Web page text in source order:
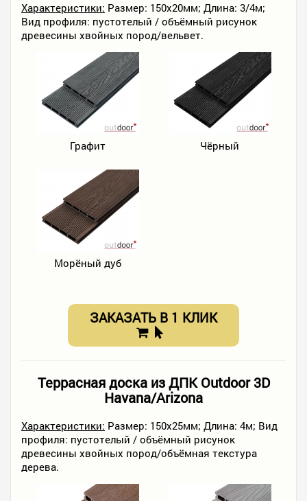
Характеристики: Размер: 150х20мм; Длина: 3/4м;
Вид профиля: пустотелый / объёмный рисунок
древесины хвойных пород/вельвет.
Графит Чёрный
Морёный дуб
ЗАКАЗАТЬ В 1 КЛИК
Террасная доска из ДПК Outdoor 3D
Havana/Arizona
Характеристики: Размер: 150х25мм; Длина: 4м; Вид
профиля: пустотелый / объёмный рисунок
древесины хвойных пород/объёмная текстура
дерева.